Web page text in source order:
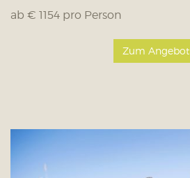
ab € 1154 pro Person
Zum Angebot